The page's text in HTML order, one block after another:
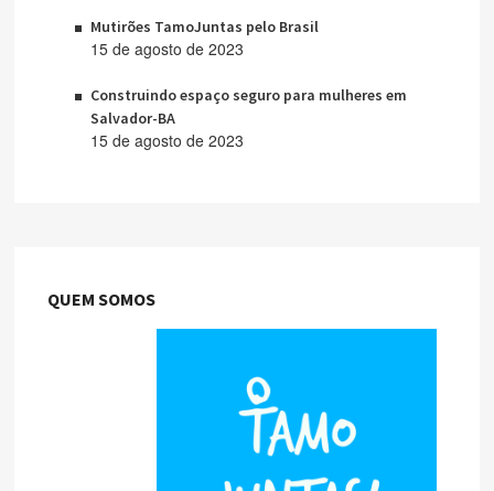
Mutirões TamoJuntas pelo Brasil
15 de agosto de 2023
Construindo espaço seguro para mulheres em
Salvador-BA
15 de agosto de 2023
QUEM SOMOS